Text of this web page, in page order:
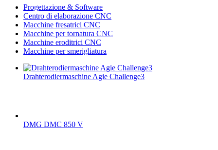
Progettazione & Software
Centro di elaborazione CNC
Macchine fresatrici CNC
Macchine per tornatura CNC
Macchine eroditrici CNC
Macchine per smerigliatura
Drahterodiermaschine Agie Challenge3
DMG DMC 850 V